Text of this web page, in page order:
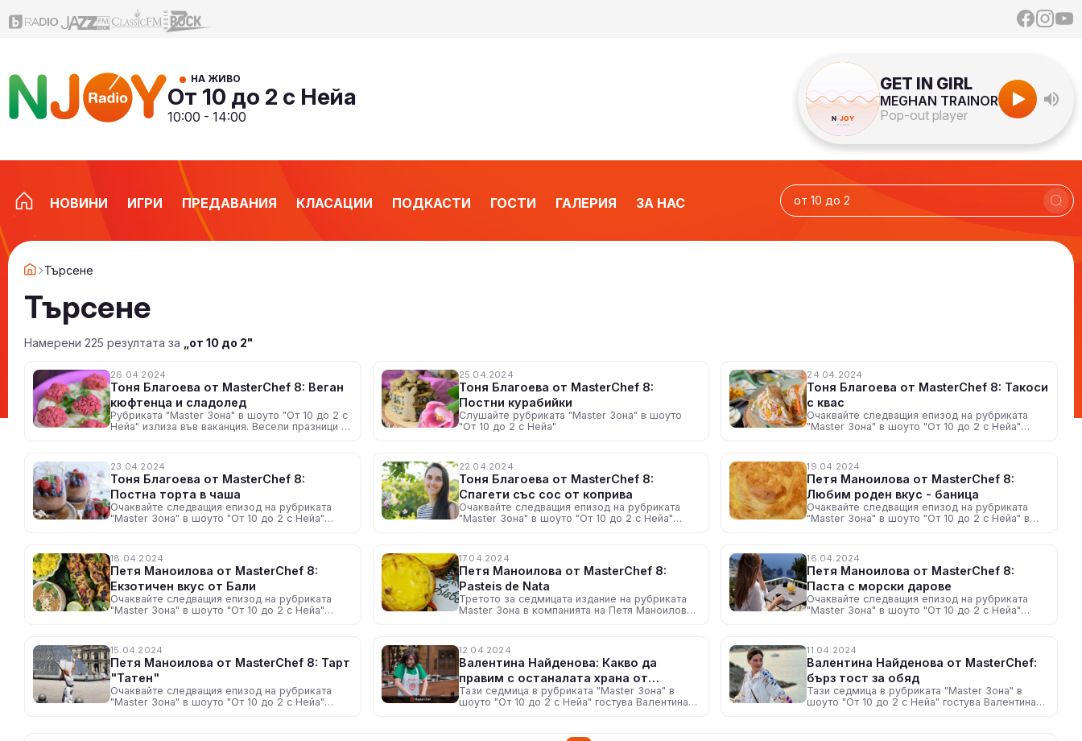
НА ЖИВО
От 10 до 2 с Нейа
10:00 - 14:00
GET IN GIRL
MEGHAN TRAINOR
Pop-out player
НОВИНИ ИГРИ ПРЕДАВАНИЯ КЛАСАЦИИ ПОДКАСТИ ГОСТИ ГАЛЕРИЯ ЗА НАС
Търсене
Търсене
Намерени 225 резултата за „от 10 до 2"
26.04.2024
Тоня Благоева от MasterChef 8: Веган
кюфтенца и сладолед
Рубриката "Master Зона" в шоуто "От 10 до 2 с
Нейа" излиза във ваканция. Весели празници и
25.04.2024
Тоня Благоева от MasterChef 8:
Постни курабийки
Слушайте рубриката "Master Зона" в шоуто
"От 10 до 2 с Нейа"
24.04.2024
Тоня Благоева от MasterChef 8: Такоси
с квас
Очаквайте следващия епизод на рубриката
"Master Зона" в шоуто "От 10 до 2 с Нейа"
23.04.2024
Тоня Благоева от MasterChef 8:
Постна торта в чаша
Очаквайте следващия епизод на рубриката
"Master Зона" в шоуто "От 10 до 2 с Нейа"
22.04.2024
Тоня Благоева от MasterChef 8:
Спагети със сос от коприва
Очаквайте следващия епизод на рубриката
"Master Зона" в шоуто "От 10 до 2 с Нейа"
19.04.2024
Петя Маноилова от MasterChef 8:
Любим роден вкус - баница
Очаквайте следващия епизод на рубриката
"Master Зона" в шоуто "От 10 до 2 с Нейа" в
18.04.2024
Петя Маноилова от MasterChef 8:
Екзотичен вкус от Бали
Очаквайте следващия епизод на рубриката
"Master Зона" в шоуто "От 10 до 2 с Нейа"
17.04.2024
Петя Маноилова от MasterChef 8:
Pasteis de Nata
Третото за седмицата издание на рубриката
Master Зона в компанията на Петя Маноилова
16.04.2024
Петя Маноилова от MasterChef 8:
Паста с морски дарове
Очаквайте следващия епизод на рубриката
"Master Зона" в шоуто "От 10 до 2 с Нейа"
15.04.2024
Петя Маноилова от MasterChef 8: Тарт
"Татен"
Очаквайте следващия епизод на рубриката
"Master Зона" в шоуто "От 10 до 2 с Нейа"
12.04.2024
Валентина Найденова: Какво да
правим с останалата храна от
Великден?
Тази седмица в рубриката "Master Зона" в
шоуто "От 10 до 2 с Нейа" гостува Валентина
11.04.2024
Валентина Найденова от MasterChef:
бърз тост за обяд
Тази седмица в рубриката "Master Зона" в
шоуто "От 10 до 2 с Нейа" гостува Валентина